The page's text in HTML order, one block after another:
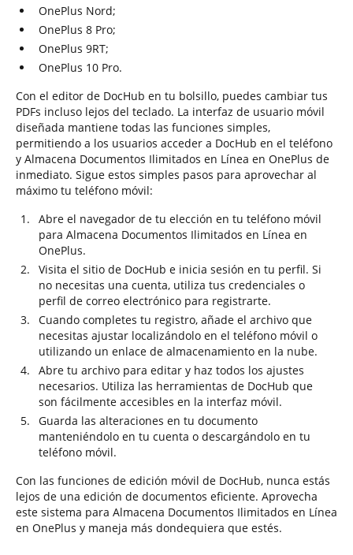
OnePlus Nord;
OnePlus 8 Pro;
OnePlus 9RT;
OnePlus 10 Pro.
Con el editor de DocHub en tu bolsillo, puedes cambiar tus
PDFs incluso lejos del teclado. La interfaz de usuario móvil
diseñada mantiene todas las funciones simples,
permitiendo a los usuarios acceder a DocHub en el teléfono
y Almacena Documentos Ilimitados en Línea en OnePlus de
inmediato. Sigue estos simples pasos para aprovechar al
máximo tu teléfono móvil:
Abre el navegador de tu elección en tu teléfono móvil
para Almacena Documentos Ilimitados en Línea en
OnePlus.
Visita el sitio de DocHub e inicia sesión en tu perfil. Si
no necesitas una cuenta, utiliza tus credenciales o
perfil de correo electrónico para registrarte.
Cuando completes tu registro, añade el archivo que
necesitas ajustar localizándolo en el teléfono móvil o
utilizando un enlace de almacenamiento en la nube.
Abre tu archivo para editar y haz todos los ajustes
necesarios. Utiliza las herramientas de DocHub que
son fácilmente accesibles en la interfaz móvil.
Guarda las alteraciones en tu documento
manteniéndolo en tu cuenta o descargándolo en tu
teléfono móvil.
Con las funciones de edición móvil de DocHub, nunca estás
lejos de una edición de documentos eficiente. Aprovecha
este sistema para Almacena Documentos Ilimitados en Línea
en OnePlus y maneja más dondequiera que estés.